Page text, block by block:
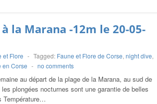
la Marana -12m le 20-05-
et Flore - Tagged: Faune et Flore de Corse, night dive,
en Corse - no comments
au départ de la plage de la Marana, au sud de
plongées nocturnes sont une garantie de belles
Température…